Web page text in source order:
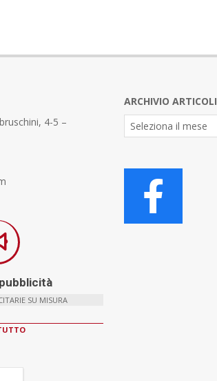
4-5 –
SU MISURA
ARCHIVIO ARTICOLI
Archivio
Articoli